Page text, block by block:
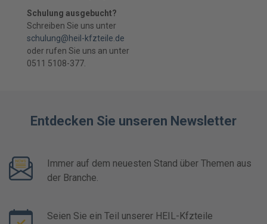
Schulung ausgebucht?
Schreiben Sie uns unter
schulung@heil-kfzteile.de
oder rufen Sie uns an unter
0511 5108-377.
Entdecken Sie unseren Newsletter
Immer auf dem neuesten Stand über Themen aus
der Branche.
Seien Sie ein Teil unserer HEIL-Kfzteile